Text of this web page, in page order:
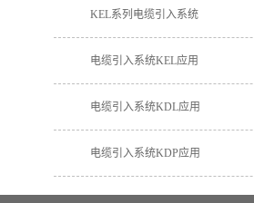
KEL系列电缆引入系统
电缆引入系统KEL应用
电缆引入系统KDL应用
电缆引入系统KDP应用